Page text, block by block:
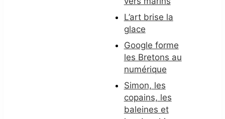
L’art brise la
glace
Google forme
les Bretons au
numérique
Simon, les
copains, les
baleines et